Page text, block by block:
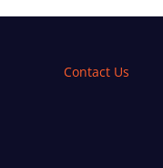
Contact Us